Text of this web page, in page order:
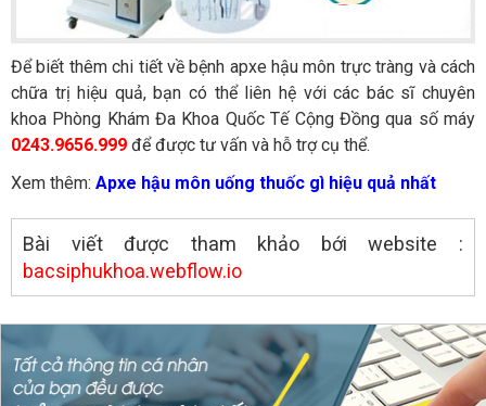
Để biết thêm chi tiết về bệnh apxe hậu môn trực tràng và cách
chữa trị hiệu quả, bạn có thể liên hệ với các bác sĩ chuyên
khoa Phòng Khám Đa Khoa Quốc Tế Cộng Đồng qua số máy
0243.9656.999 để được tư vấn và hỗ trợ cụ thể.
Xem thêm: Apxe hậu môn uống thuốc gì hiệu quả nhất
Bài viết được tham khảo bới website :
bacsiphukhoa.webflow.io